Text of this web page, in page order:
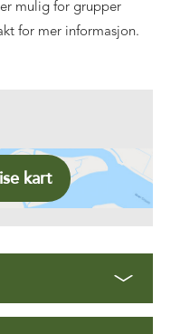
mulig for grupper
for mer informasjon.
kart